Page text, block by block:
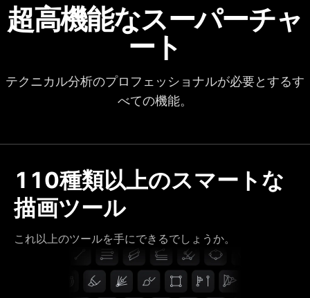
超高機能なスーパーチャ
ート
テクニカル分析のプロフェッショナルが必要とするす
べての機能。
110種類以上のスマートな
描画ツール
これ以上のツールを手にできるでしょうか。